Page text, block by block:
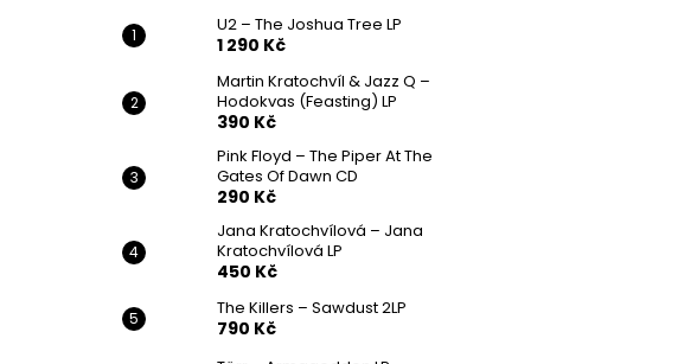
U2 – The Joshua Tree LP
1 290 Kč
Martin Kratochvíl & Jazz Q ‎–
Hodokvas (Feasting) LP
390 Kč
Pink Floyd – The Piper At The
Gates Of Dawn CD
290 Kč
Jana Kratochvílová – Jana
Kratochvílová LP
450 Kč
The Killers – Sawdust 2LP
790 Kč